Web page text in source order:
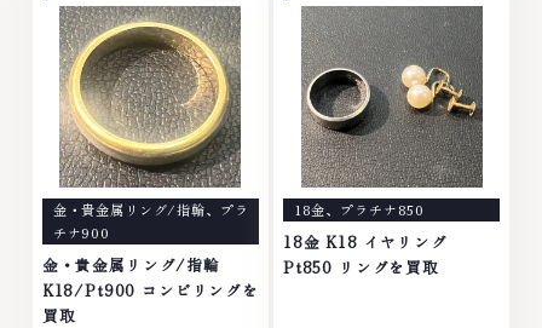
金・貴金属リング/指輪、 プラ
チナ900
金・貴金属リング/指輪
K18/Pt900 コンビリングを
買取
18金、 プラチナ850
18金 K18 イヤリング
Pt850 リングを買取